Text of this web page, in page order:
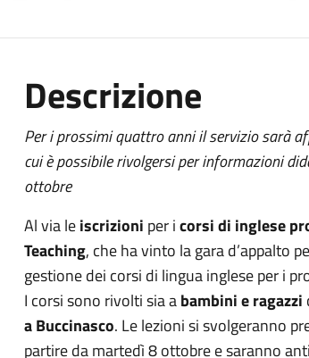
Descrizione
Per i prossimi quattro anni il servizio sarà
cui è possibile rivolgersi per informazioni
ottobre
Al via leiscrizioni per icorsi di inglese
Teaching, che ha vinto la gara d’appalto
gestione dei corsi di lingua inglese per i
I corsi sono rivolti sia abambini e ragazzi
a Buccinasco. Le lezioni si svolgeranno
partire da martedì 8 ottobre e saranno